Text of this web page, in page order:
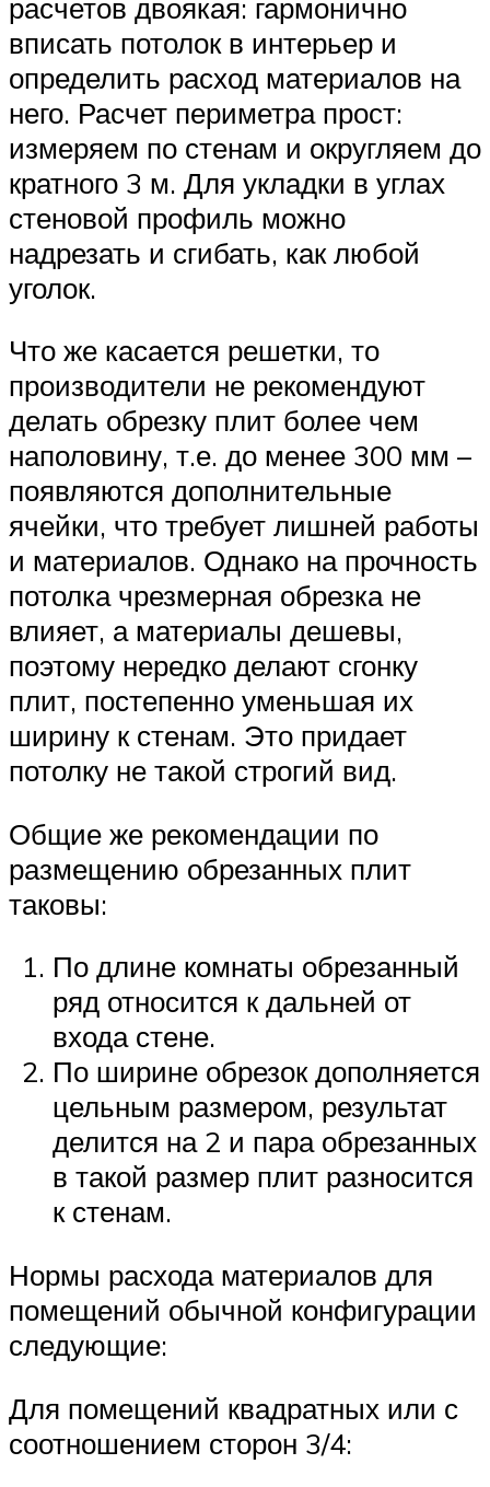
расчетов двоякая: гармонично
вписать потолок в интерьер и
определить расход материалов на
него. Расчет периметра прост:
измеряем по стенам и округляем до
кратного 3 м. Для укладки в углах
стеновой профиль можно
надрезать и сгибать, как любой
уголок.
Что же касается решетки, то
производители не рекомендуют
делать обрезку плит более чем
наполовину, т.е. до менее 300 мм –
появляются дополнительные
ячейки, что требует лишней работы
и материалов. Однако на прочность
потолка чрезмерная обрезка не
влияет, а материалы дешевы,
поэтому нередко делают сгонку
плит, постепенно уменьшая их
ширину к стенам. Это придает
потолку не такой строгий вид.
Общие же рекомендации по
размещению обрезанных плит
таковы:
По длине комнаты обрезанный
ряд относится к дальней от
входа стене.
По ширине обрезок дополняется
цельным размером, результат
делится на 2 и пара обрезанных
в такой размер плит разносится
к стенам.
Нормы расхода материалов для
помещений обычной конфигурации
следующие:
Для помещений квадратных или с
соотношением сторон 3/4: